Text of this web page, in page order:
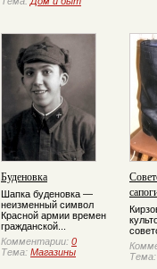
Буденовка
Шапка буденовка —
неизменный символ
Красной армии времен
гражданской...
Комментарии: 0
Тема: Магазины